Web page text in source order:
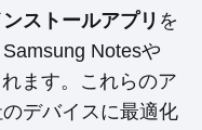
ストールアプリ を
Notesや
ます。これらのア
デバイスに最適化